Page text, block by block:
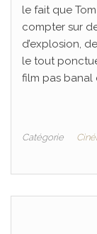
le fait que
compter sur
d’explosion,
le tout
film pas banal
Catégorie